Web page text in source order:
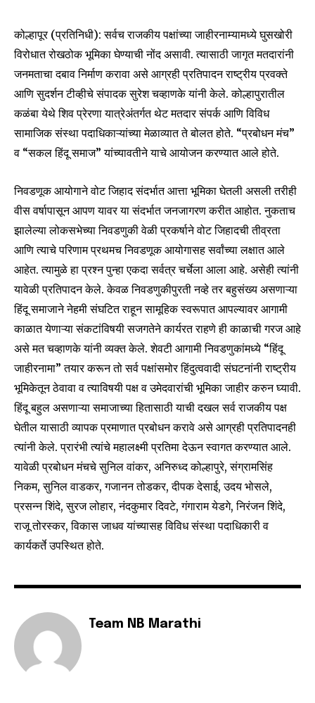
Join our community of
SUBSCRIBERS and be part of the
conversation.
To subscribe, simply enter your email address on our website
or click the subscribe button below. Don't worry, we respect
your privacy and won't spam your inbox. Your information is
safe with us.
SUBSCRIBE
6,300
Fans
32,111
कोल्हापूर (प्रतिनिधी): सर्वच राजकीय पक्षांच्या जाहीरनाम्यामध्ये घुसखोरी
विरोधात रोखठोक भूमिका घेण्याची नोंद असावी. त्यासाठी जागृत मतदारांनी
जनमताचा दबाव निर्माण करावा असे आग्रही प्रतिपादन राष्ट्रीय प्रवक्ते
आणि सुदर्शन टीव्हीचे संपादक सुरेश चव्हाणके यांनी केले. कोल्हापुरातील
कळंबा येथे शिव प्रेरणा यात्रेअंतर्गत थेट मतदार संपर्क आणि विविध
सामाजिक संस्था पदाधिकाऱ्यांच्या मेळाव्यात ते बोलत होते. “प्रबोधन मंच”
व “सकल हिंदू समाज” यांच्यावतीने याचे आयोजन करण्यात आले होते.
निवडणूक आयोगाने वोट जिहाद संदर्भात आत्ता भूमिका घेतली असली तरीही
वीस वर्षापासून आपण यावर या संदर्भात जनजागरण करीत आहोत. नुकताच
झालेल्या लोकसभेच्या निवडणुकी वेळी प्रकर्षाने वोट जिहादची तीव्रता
आणि त्याचे परिणाम प्रथमच निवडणूक आयोगासह सर्वांच्या लक्षात आले
आहेत. त्यामुळे हा प्रश्न पुन्हा एकदा सर्वत्र चर्चेला आला आहे. असेही त्यांनी
यावेळी प्रतिपादन केले. केवळ निवडणुकीपुरती नव्हे तर बहुसंख्य असणाऱ्या
हिंदू समाजाने नेहमी संघटित राहून सामूहिक स्वरूपात आपल्यावर आगामी
काळात येणाऱ्या संकटांविषयी सजगतेने कार्यरत राहणे ही काळाची गरज आहे
असे मत चव्हाणके यांनी व्यक्त केले. शेवटी आगामी निवडणुकांमध्ये “हिंदू
जाहीरनामा” तयार करून तो सर्व पक्षांसमोर हिंदुत्ववादी संघटनांनी राष्ट्रीय
भूमिकेतून ठेवावा व त्याविषयी पक्ष व उमेदवारांची भूमिका जाहीर करुन घ्यावी.
हिंदू बहुल असणाऱ्या समाजाच्या हितासाठी याची दखल सर्व राजकीय पक्ष
घेतील यासाठी व्यापक प्रमाणात प्रबोधन करावे असे आग्रही प्रतिपादनही
त्यांनी केले. प्रारंभी त्यांचे महालक्ष्मी प्रतिमा देऊन स्वागत करण्यात आले.
यावेळी प्रबोधन मंचचे सुनिल वांकर, अनिरुध्द कोल्हापुरे, संग्रामसिंह
निकम, सुनिल वाडकर, गजानन तोडकर, दीपक देसाई, उदय भोसले,
प्रसन्न शिंदे, सुरज लोहार, नंदकुमार दिवटे, गंगाराम येडगे, निरंजन शिंदे,
राजू तोरस्कर, विकास जाधव यांच्यासह विविध संस्था पदाधिकारी व
कार्यकर्ते उपस्थित होते.
Team NB Marathi